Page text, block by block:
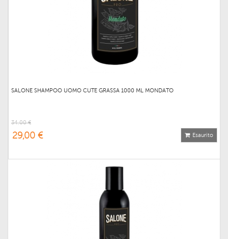
SALONE SHAMPOO UOMO CUTE GRASSA 1000 ML MONDATO
34,00 €
29,00 € Esaurito